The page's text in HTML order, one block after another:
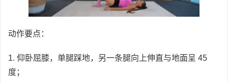
动作要点：
1. 仰卧屈膝，单腿踩地，另一条腿向上伸直与地面呈 45
度；